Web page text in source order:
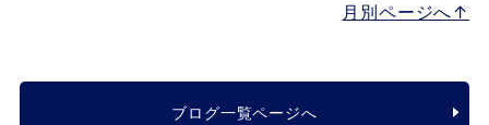
月別ページへ↑
ブログ一覧ページへ